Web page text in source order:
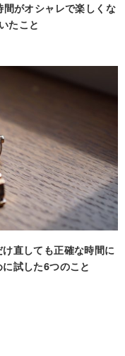
がオシャレで楽しくな
たこと
直しても正確な時間に
試した6つのこと